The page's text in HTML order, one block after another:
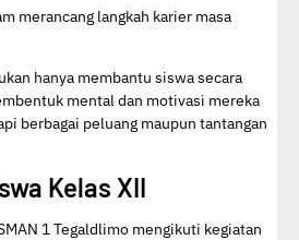
merancang langkah karier masa
hanya membantu siswa secara
mental dan motivasi mereka
berbagai peluang maupun tantangan
Kelas XII
1 Tegaldlimo mengikuti kegiatan